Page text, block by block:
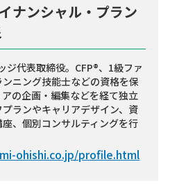
ナンシャル・プラン
ジ代表取締役。CFP®、1級ファ
ニング技能士などの資格を保
の企画・編集などを経て独立
ランやキャリアデザイン、資
、個別コンサルティングを行
ohishi.co.jp/profile.html